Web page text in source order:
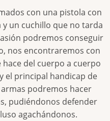
con una pistola con
un cuchillo que no tarda
podremos conseguir
nos encontraremos con
del cuerpo a cuerpo
el principal handicap de
podremos hacer
pudiéndonos defender
agachándonos.